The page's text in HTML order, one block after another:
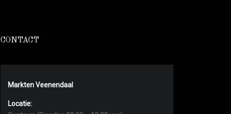
CONTACT
Markten Veenendaal
Locatie: